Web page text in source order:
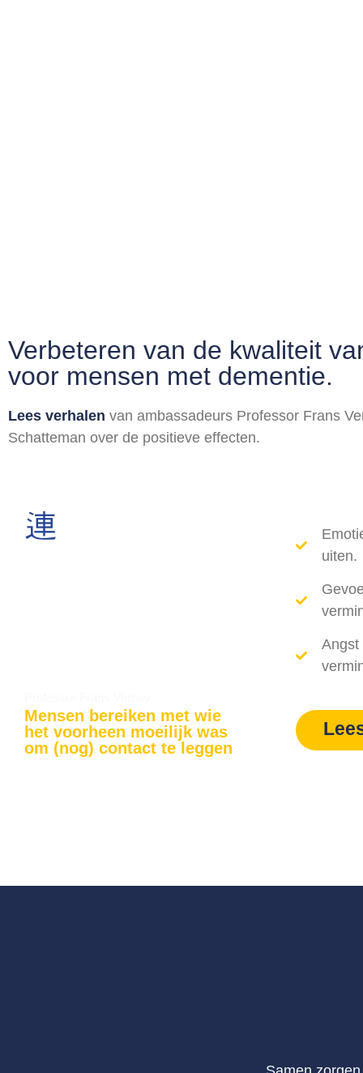
Verbeteren van de kwaliteit
voor mensen met dementie.
Lees verhalen van ambassadeurs Professor Frans
Schatteman over de positieve effecten.
Mensen bereiken met wie
het voorheen moeilijk was
om (nog) contact te leggen
uiten.
Angst